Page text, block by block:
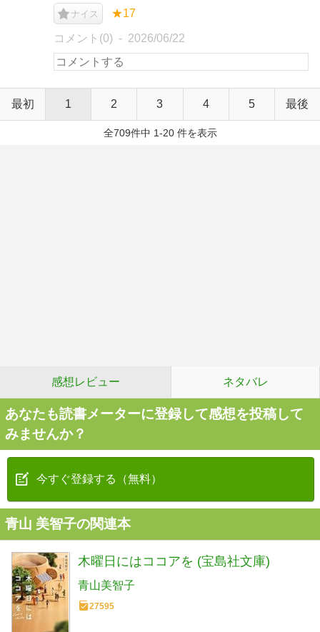
ナイス ★17
コメント(0) 2026/06/22
最初 1 2 3 4 5 最後
全709件中 1-20 件を表示
感想レビュー ネタバレ
あなたも読書メーターに登録して感想を投稿して
みませんか？
今すぐ登録する（無料）
青山 美智子の関連本
木曜日にはココアを (宝島社文庫)
青山美智子
27595